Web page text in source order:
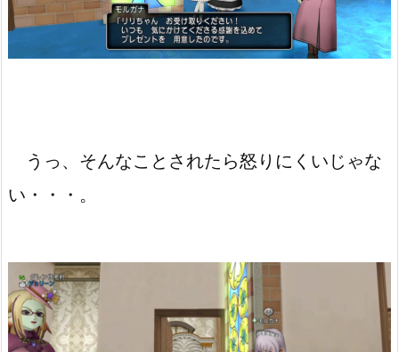
うっ、そんなことされたら怒りにくいじゃな
い・・・。